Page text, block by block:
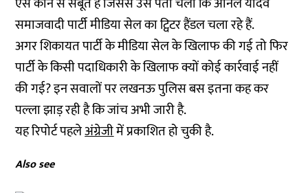
समाजवादी पार्टी मीडिया सेल का ट्विटर हैंडल चला रहे हैं.
अगर शिकायत पार्टी के मीडिया सेल के खिलाफ की गई तो फिर
पार्टी के किसी पदाधिकारी के खिलाफ क्यों कोई कार्रवाई नहीं
की गई? इन सवालों पर लखनऊ पुलिस बस इतना कह कर
पल्ला झाड़ रही है कि जांच अभी जारी है.
यह रिपोर्ट पहलेअंग्रेजीमें प्रकाशित हो चुकी है.
Also see